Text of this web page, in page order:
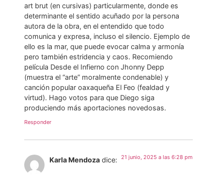
art brut (en cursivas) particularmente, donde es
determinante el sentido acuñado por la persona
autora de la obra, en el entendido que todo
comunica y expresa, incluso el silencio. Ejemplo de
ello es la mar, que puede evocar calma y armonía
pero también estridencia y caos. Recomiendo
película Desde el Infierno con Jhonny Depp
(muestra el “arte” moralmente condenable) y
canción popular oaxaqueña El Feo (fealdad y
virtud). Hago votos para que Diego siga
produciendo más aportaciones novedosas.
Responder
Karla Mendoza dice: 21 junio, 2025 a las 6:28 pm